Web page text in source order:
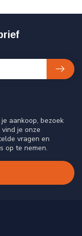
aankoop, bezoek
je onze
vragen en
op te nemen.